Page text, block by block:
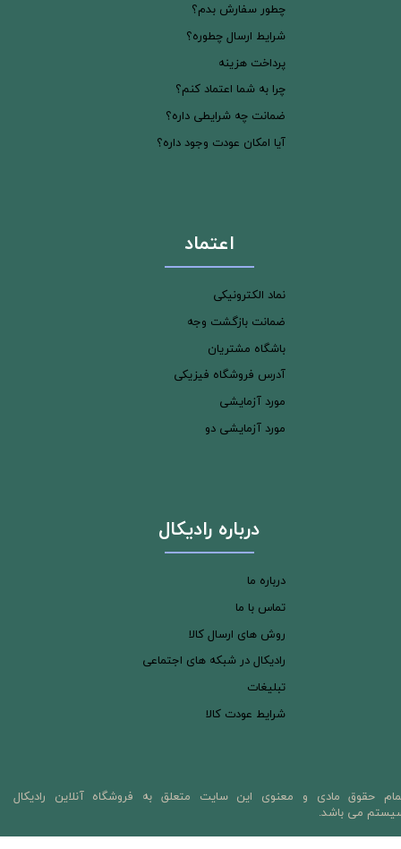
چطور سفارش بدم؟
شرایط ارسال چطوره؟
پرداخت هزینه
چرا به شما اعتماد کنم؟
ضمانت چه شرایطی داره؟
آیا امکان عودت وجود داره؟
حقوق مادی و معنوی این سایت متعلق به فروشگاه آنلاین رادیکال
می باشد.
اعتماد
نماد الکترونیکی
ضمانت بازگشت وجه
باشگاه مشتریان
آدرس فروشگاه فیزیکی
مورد آزمایشی
مورد آزمایشی دو
درباره رادیکال
درباره ما
تماس با ما
روش های ارسال کالا
رادیکال در شبکه های اجتماعی
تبلیغات
شرایط عودت کالا